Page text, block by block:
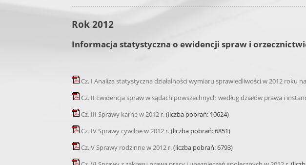
Rok 2012
Informacja statystyczna o ewidencji spraw i
Cz. I Analiza statystyczna działalności wymiaru sprawiedliwości w 2012 roku
Cz. II Ewidencja spraw w sądach powszechnych według działów prawa i
Cz. III Sprawy karne w 2012 r.(liczba pobrań: 10624)
Cz. IV Sprawy cywilne w 2012 r.(liczba pobrań: 6851)
Cz. V Sprawy rodzinne w 2012 r.(liczba pobrań: 6793)